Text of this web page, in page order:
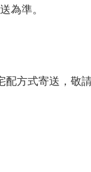
為準。
方式寄送，敬請